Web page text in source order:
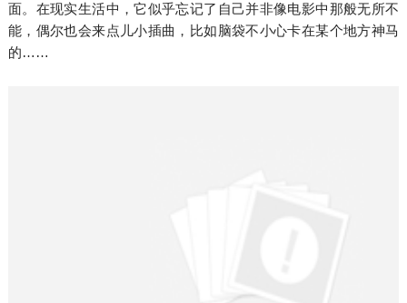
面。在现实生活中，它似乎忘记了自己并非像电影中那般无所不
能，偶尔也会来点儿小插曲，比如脑袋不小心卡在某个地方神马
的……